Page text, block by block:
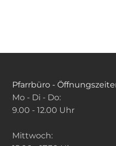
Pfarrbüro -
Mo - Di - Do:
9.00 - 12.00 Uhr
Mittwoch: